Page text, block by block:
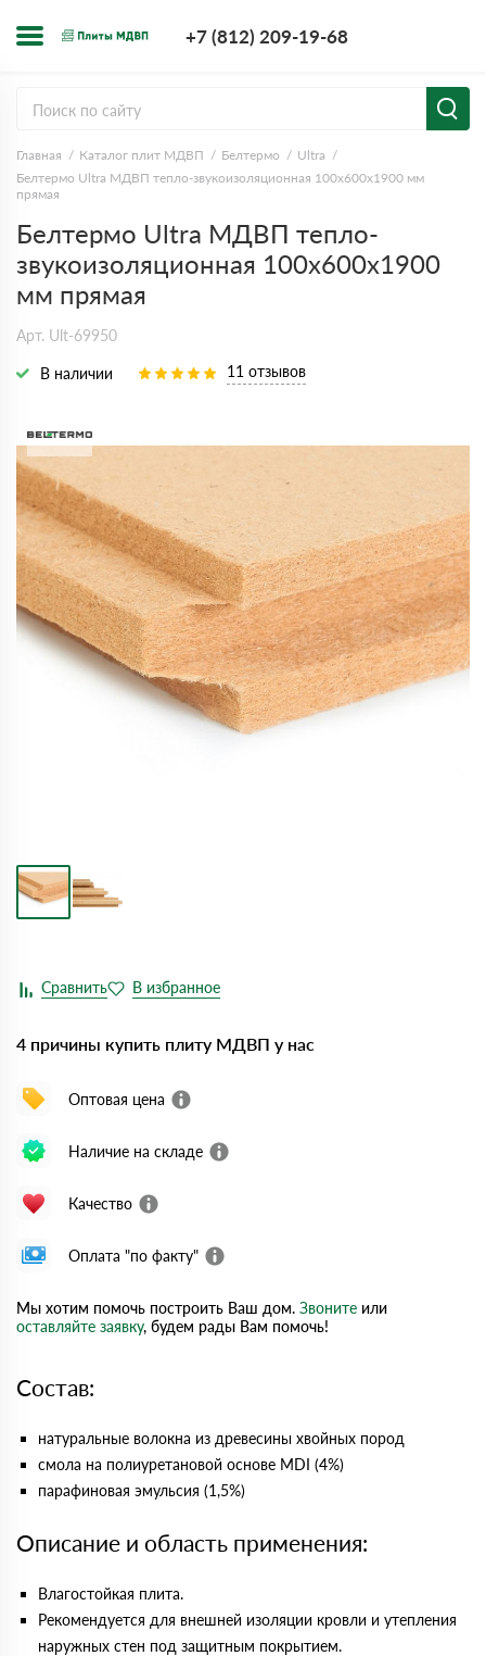
+7 (812) 209-19-68
Главная Каталог плит МДВП Белтермо
Ultra
Белтермо Ultra МДВП тепло-звукоизоляционная 100х600х1900 мм
прямая
Белтермо Ultra МДВП тепло-
звукоизоляционная 100х600х1900
мм прямая
Арт. Ult-69950
В наличии 11 отзывов
4 причины купить плиту МДВП у нас
Оптовая цена
Наличие на складе
Качество
Оплата "по факту"
Мы хотим помочь построить Ваш дом. Звоните или
оставляйте заявку, будем рады Вам помочь!
Состав:
натуральные волокна из древесины хвойных пород
смола на полиуретановой основе MDI (4%)
парафиновая эмульсия (1,5%)
Описание и область применения:
Влагостойкая плита.
Рекомендуется для внешней изоляции кровли и утепления
наружных стен под защитным покрытием.